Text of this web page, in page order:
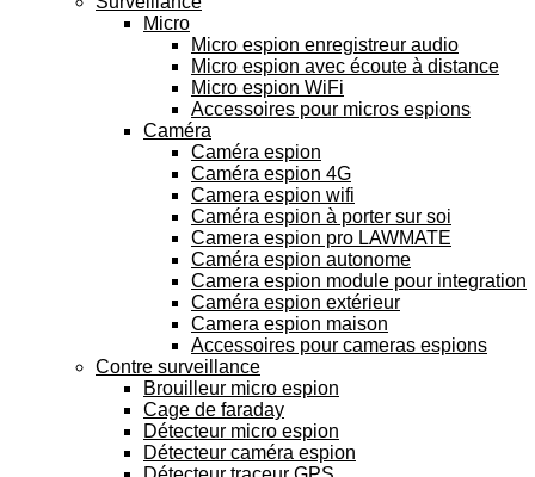
Micro
Micro espion enregistreur audio
Micro espion avec écoute à distance
Micro espion WiFi
Accessoires pour micros espions
Caméra
Caméra espion
Caméra espion 4G
Camera espion wifi
Caméra espion à porter sur soi
Camera espion pro LAWMATE
Caméra espion autonome
Camera espion module pour integration
Caméra espion extérieur
Camera espion maison
Accessoires pour cameras espions
Contre surveillance
Brouilleur micro espion
Cage de faraday
Détecteur micro espion
Détecteur caméra espion